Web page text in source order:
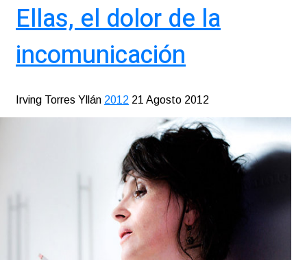
Ellas, el dolor de la
incomunicación
Irving Torres Yllán 2012 21 Agosto 2012